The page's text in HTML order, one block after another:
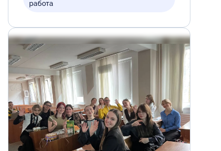
работа